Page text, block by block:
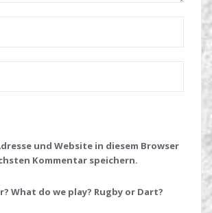
und Website in diesem Browser
Kommentar speichern.
What do we play? Rugby or Dart?